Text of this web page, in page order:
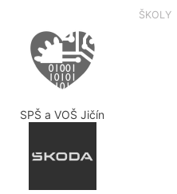
ŠKOLY
SPŠ a VOŠ Jičín